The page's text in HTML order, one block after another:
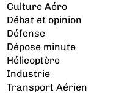
Culture Aéro
Débat et opinion
Défense
Dépose minute
Hélicoptère
Industrie
Transport Aérien